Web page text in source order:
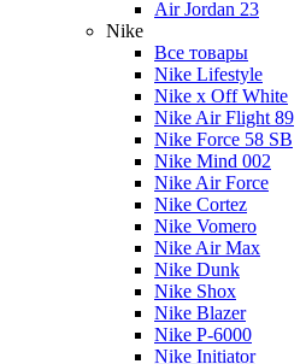
Air Jordan 23
Nike
Все товары
Nike Lifestyle
Nike x Off White
Nike Air Flight 89
Nike Force 58 SB
Nike Mind 002
Nike Air Force
Nike Cortez
Nike Vomero
Nike Air Max
Nike Dunk
Nike Shox
Nike Blazer
Nike P-6000
Nike Initiator